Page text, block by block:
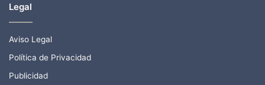
Legal
Aviso Legal
Política de Privacidad
Publicidad